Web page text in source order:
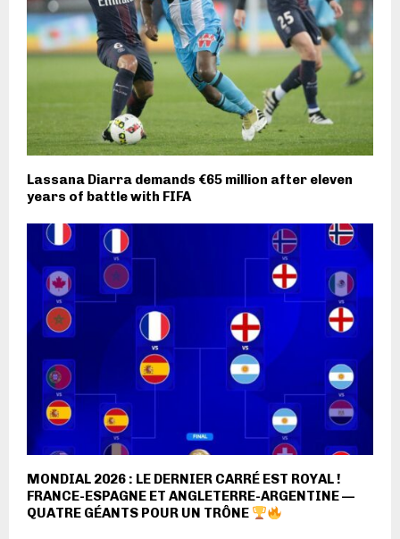
Lassana Diarra demands €65 million after eleven
years of battle with FIFA
MONDIAL 2026 : LE DERNIER CARRÉ EST ROYAL !
FRANCE-ESPAGNE ET ANGLETERRE-ARGENTINE —
QUATRE GÉANTS POUR UN TRÔNE